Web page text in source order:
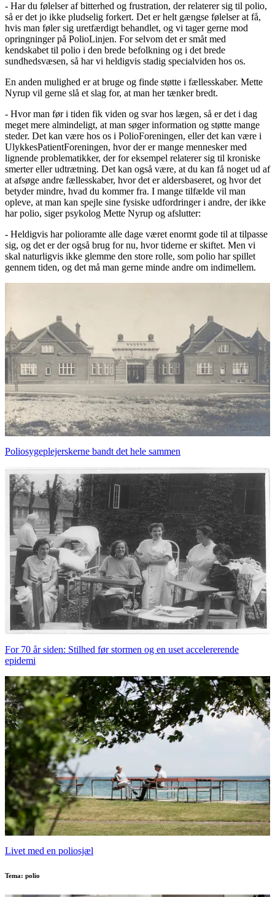
- Har du følelser af bitterhed og frustration, der relaterer sig til polio,
så er det jo ikke pludselig forkert. Det er helt gængse følelser at få,
hvis man føler sig uretfærdigt behandlet, og vi tager gerne mod
opringninger på PolioLinjen. For selvom det er småt med
kendskabet til polio i den brede befolkning og i det brede
sundhedsvæsen, så har vi heldigvis stadig specialviden hos os.
En anden mulighed er at bruge og finde støtte i fællesskaber. Mette
Nyrup vil gerne slå et slag for, at man her tænker bredt.
- Hvor man før i tiden fik viden og svar hos lægen, så er det i dag
meget mere almindeligt, at man søger information og støtte mange
steder. Det kan være hos os i PolioForeningen, eller det kan være i
UlykkesPatientForeningen, hvor der er mange mennesker med
lignende problematikker, der for eksempel relaterer sig til kroniske
smerter eller udtrætning. Det kan også være, at du kan få noget ud af
at afsøge andre fællesskaber, hvor det er aldersbaseret, og hvor det
betyder mindre, hvad du kommer fra. I mange tilfælde vil man
opleve, at man kan spejle sine fysiske udfordringer i andre, der ikke
har polio, siger psykolog Mette Nyrup og afslutter:
- Heldigvis har polioramte alle dage været enormt gode til at tilpasse
sig, og det er der også brug for nu, hvor tiderne er skiftet. Men vi
skal naturligvis ikke glemme den store rolle, som polio har spillet
gennem tiden, og det må man gerne minde andre om indimellem.
Poliosygeplejerskerne bandt det hele sammen
For 70 år siden: Stilhed før stormen og en uset accelererende
epidemi
Livet med en poliosjæl
Tema: polio